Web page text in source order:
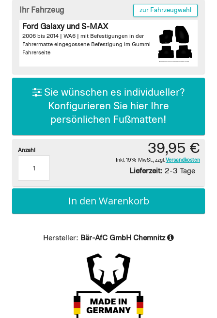
beginning
gallery
Ihr Fahrzeug zur Fahrzeugwahl
Ford Galaxy und S-MAX
2006 bis 2014 | WA6 | mit Befestigungen in der
Fahrermatte eingegossene Befestigung im Gummi
Fahrerseite
Sie wünschen es individueller?
Konfigurieren Sie hier Ihre
persönlichen Fußmatten!
39,95 €
Inkl. 19% MwSt. zzgl. Versandkosten
Lieferzeit: 2-3 Tage
Anzahl
In den Warenkorb
Hersteller: Bär-AfC GmbH Chemnitz